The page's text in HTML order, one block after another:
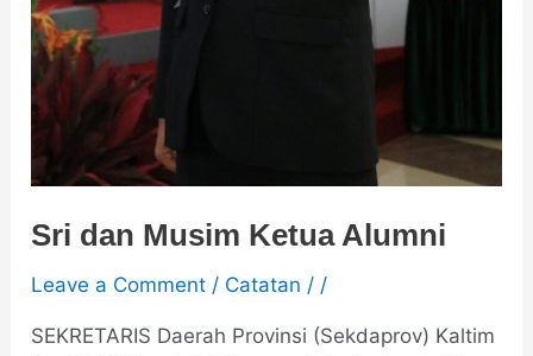
Sri dan Musim Ketua Alumni
Leave a Comment / Catatan / /
SEKRETARIS Daerah Provinsi (Sekdaprov) Kaltim